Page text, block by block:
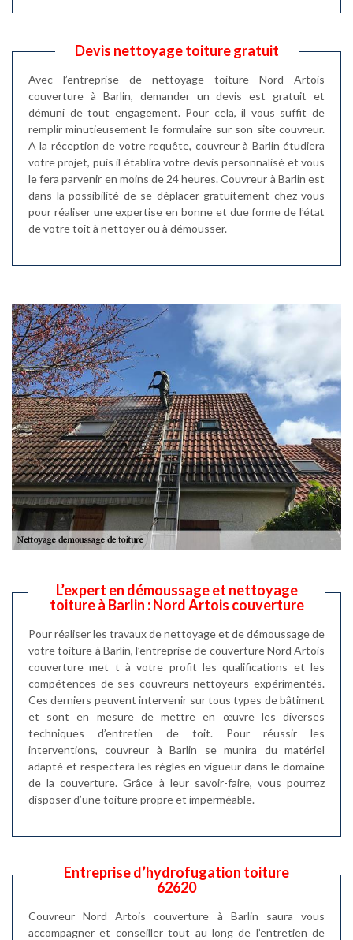
Devis nettoyage toiture gratuit
Avec l’entreprise de nettoyage toiture Nord Artois
couverture à Barlin, demander un devis est gratuit et
démuni de tout engagement. Pour cela, il vous suffit de
remplir minutieusement le formulaire sur son site couvreur.
A la réception de votre requête, couvreur à Barlin étudiera
votre projet, puis il établira votre devis personnalisé et vous
le fera parvenir en moins de 24 heures. Couvreur à Barlin est
dans la possibilité de se déplacer gratuitement chez vous
pour réaliser une expertise en bonne et due forme de l’état
de votre toit à nettoyer ou à démousser.
L’expert en démoussage et nettoyage
toiture à Barlin : Nord Artois couverture
Pour réaliser les travaux de nettoyage et de démoussage de
votre toiture à Barlin, l’entreprise de couverture Nord Artois
couverture met t à votre profit les qualifications et les
compétences de ses couvreurs nettoyeurs expérimentés.
Ces derniers peuvent intervenir sur tous types de bâtiment
et sont en mesure de mettre en œuvre les diverses
techniques d’entretien de toit. Pour réussir les
interventions, couvreur à Barlin se munira du matériel
adapté et respectera les règles en vigueur dans le domaine
de la couverture. Grâce à leur savoir-faire, vous pourrez
disposer d’une toiture propre et imperméable.
Entreprise d’hydrofugation toiture
62620
Couvreur Nord Artois couverture à Barlin saura vous
accompagner et conseiller tout au long de l’entretien de